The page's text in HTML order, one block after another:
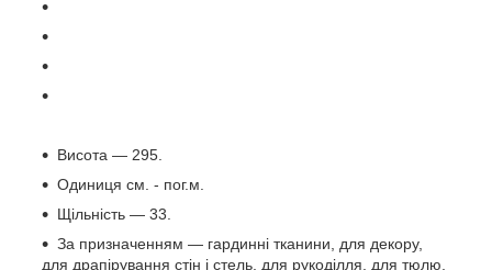
Висота — 295.
Одиниця см. - пог.м.
Щільність — 33.
За призначенням — гардинні тканини, для декору,
для драпірування стін і стель, для рукоділля, для тюлю,